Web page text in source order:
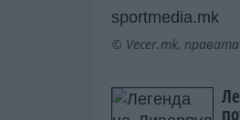
sportmedia.mk
© Vecer.mk,